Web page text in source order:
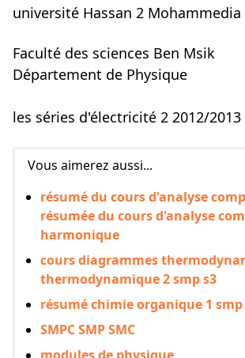
université Hassan 2 Mohammedia
Faculté des sciences Ben Msik
Département de Physique
les séries d'électricité 2 2012/
Vous aimerez aussi...
résumé du cours d'analyse
résumée du cours d'analyse
harmonique
cours diagrammes
thermodynamique 2 smp s3
résumé chimie organique 1 smp
SMPC SMP SMC